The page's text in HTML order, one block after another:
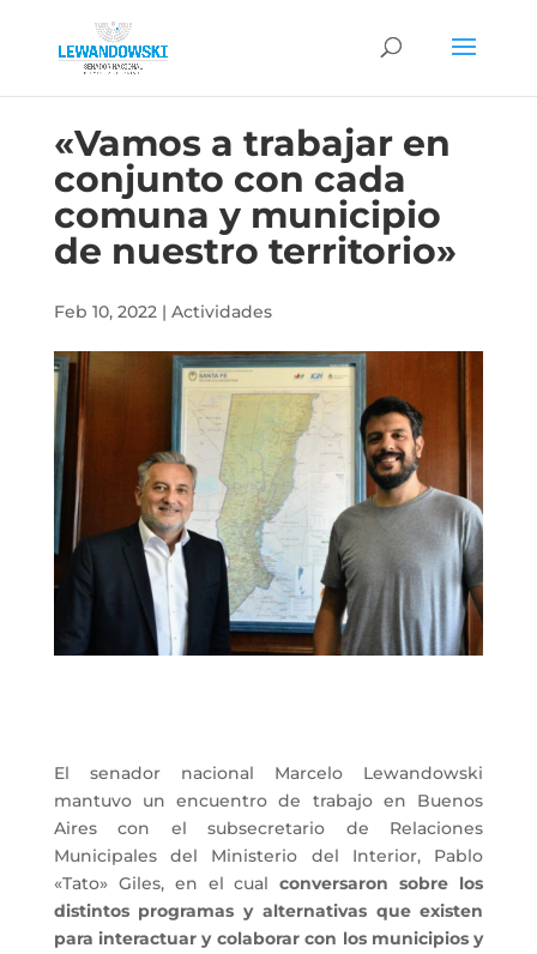
«Vamos a trabajar en
conjunto con cada
comuna y municipio
de nuestro territorio»
Feb 10, 2022| Actividades
El senador nacional Marcelo Lewandowski
mantuvo un encuentro de trabajo en Buenos
Aires con el subsecretario de Relaciones
Municipales del Ministerio del Interior, Pablo
«Tato» Giles, en el cual conversaron sobre los
distintos programas y alternativas que existen
para interactuar y colaborar con los municipios y